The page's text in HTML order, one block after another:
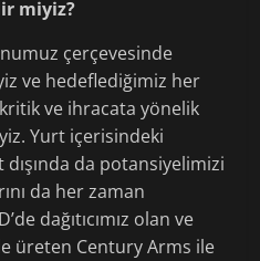
miyiz?
çerçevesinde
ve hedeflediğimiz her
ve ihracata yönelik
Yurt içerisindeki
dışında da potansiyelimizi
da her zaman
dağıtıcımız olan ve
üreten Century Arms ile